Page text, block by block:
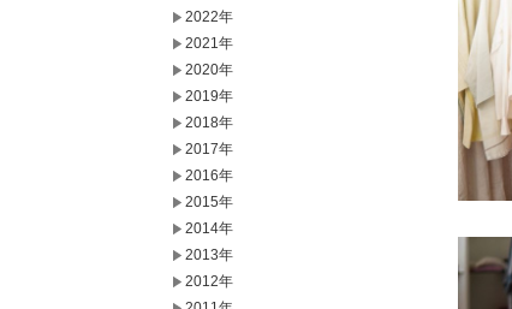
2022年
2021年
2020年
2019年
2018年
2017年
2016年
2015年
2014年
2013年
2012年